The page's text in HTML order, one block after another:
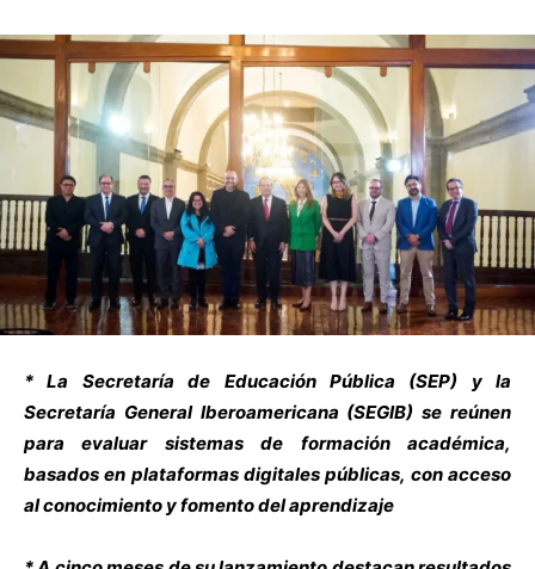
* La Secretaría de Educación Pública (SEP) y la
Secretaría General Iberoamericana (SEGIB) se reúnen
para evaluar sistemas de formación académica,
basados en plataformas digitales públicas, con acceso
al conocimiento y fomento del aprendizaje